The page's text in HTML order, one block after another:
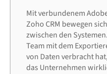
Mit verbundenem
Zoho CRM bewegen
zwischen den
Team mit dem
von Daten verbracht
das Unternehmen